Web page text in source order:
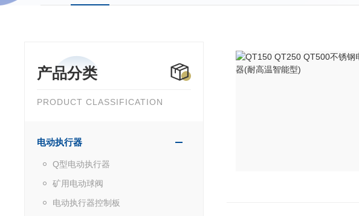
产品分类
PRODUCT CLASSIFICATION
电动执行器
Q型电动执行器
矿用电动球阀
电动执行器控制板